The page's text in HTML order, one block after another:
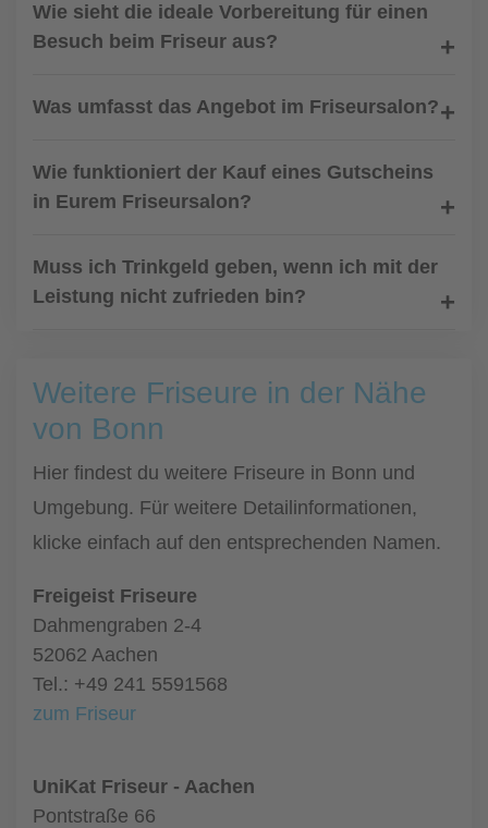
Wie sieht die ideale Vorbereitung für einen
Besuch beim Friseur aus?
Was umfasst das Angebot im Friseursalon?
Wie funktioniert der Kauf eines Gutscheins
in Eurem Friseursalon?
Muss ich Trinkgeld geben, wenn ich mit der
Leistung nicht zufrieden bin?
Weitere Friseure in der Nähe
von Bonn
Hier findest du weitere Friseure in Bonn und
Umgebung. Für weitere Detailinformationen,
klicke einfach auf den entsprechenden Namen.
Freigeist Friseure
Dahmengraben 2-4
52062 Aachen
Tel.: +49 241 5591568
zum Friseur
UniKat Friseur - Aachen
Pontstraße 66